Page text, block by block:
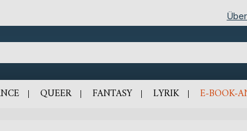
QUEER FANTASY LYRIK E-BOOK-